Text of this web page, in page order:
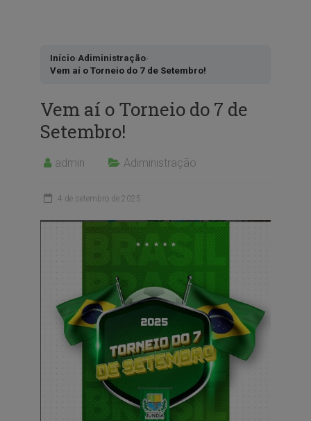
Início›Adiministração›
Vem aí o Torneio do 7 de Setembro!
Vem aí o Torneio do 7 de
Setembro!
admin Adiministração
4 de setembro de 2025